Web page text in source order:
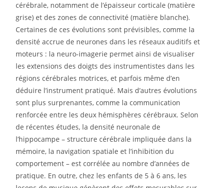
cérébrale, notamment de l’épaisseur corticale (matière
grise) et des zones de connectivité (matière blanche).
Certaines de ces évolutions sont prévisibles, comme la
densité accrue de neurones dans les réseaux auditifs et
moteurs : la neuro-imagerie permet ainsi de visualiser
les extensions des doigts des instrumentistes dans les
régions cérébrales motrices, et parfois même d’en
déduire l’instrument pratiqué. Mais d’autres évolutions
sont plus surprenantes, comme la communication
renforcée entre les deux hémisphères cérébraux. Selon
de récentes études, la densité neuronale de
l’hippocampe – structure cérébrale impliquée dans la
mémoire, la navigation spatiale et l’inhibition du
comportement – est corrélée au nombre d’années de
pratique. En outre, chez les enfants de 5 à 6 ans, les